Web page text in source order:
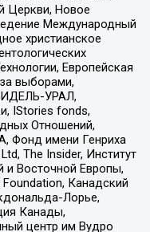
Церкви, Новое
Международный
христианское
Европейская
выборами,
УРАЛ,
IStories fonds,
Отношений,
имени Генриха
The Insider, Институт
и Восточной Европы,
Канадский
Лорье,
Канады,
центр им Вудро